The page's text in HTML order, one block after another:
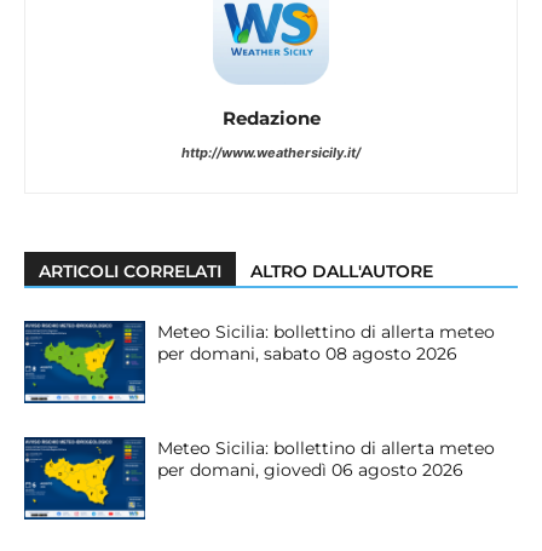
Redazione
http://www.weathersicily.it/
ARTICOLI CORRELATI ALTRO DALL'AUTORE
Meteo Sicilia: bollettino di allerta meteo
per domani, sabato 08 agosto 2026
Meteo Sicilia: bollettino di allerta meteo
per domani, giovedì 06 agosto 2026